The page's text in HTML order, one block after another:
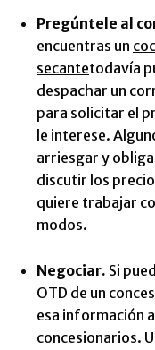
Pregúntele al
encuentras un
secantetodavía
despachar un
para solicitar el
le interese.
arriesgar y
discutir los
quiere trabajar
modos.
Negociar. Si
OTD de un
esa información
concesionarios.